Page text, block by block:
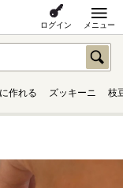
ログイン メニュー
作れる ズッキーニ 枝